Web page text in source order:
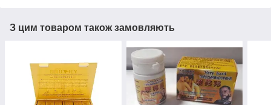
З цим товаром також замовляють